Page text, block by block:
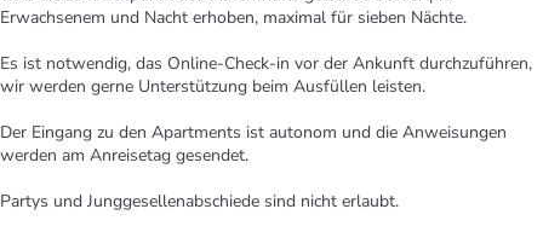
Erwachsenem und Nacht erhoben, maximal für sieben Nächte.
Es ist notwendig, das Online-Check-in vor der Ankunft durchzuführen,
wir werden gerne Unterstützung beim Ausfüllen leisten.
Der Eingang zu den Apartments ist autonom und die Anweisungen
werden am Anreisetag gesendet.
Partys und Junggesellenabschiede sind nicht erlaubt.